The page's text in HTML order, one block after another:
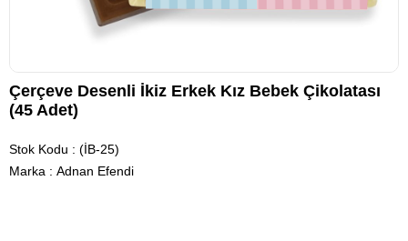
Çerçeve Desenli İkiz Erkek Kız Bebek Çikolatası
(45 Adet)
Stok Kodu
(İB-25)
Marka : Adnan Efendi